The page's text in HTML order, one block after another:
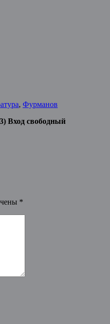
, Фурманов
Вход свободный
*